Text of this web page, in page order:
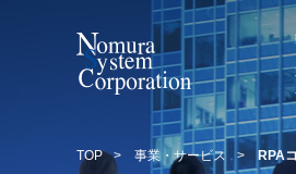
TOP > 事業・サービス > RPA